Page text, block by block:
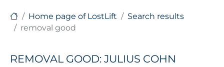
Home page of LostLift
Search results
removal good
REMOVAL GOOD: JULIUS COHN